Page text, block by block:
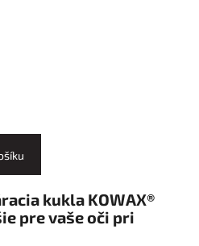
kukla KOWAX®
pre vaše oči pri